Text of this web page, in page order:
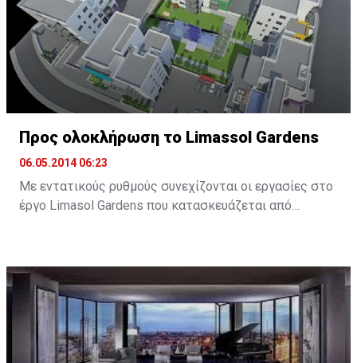
Προς ολοκλήρωση το Limassol Gardens
06.05.2014 06:23
Με εντατικούς ρυθμούς συνεχίζονται οι εργασίες στο
έργο Limasol Gardens που κατασκευάζεται από
Το έργο αποτελείται από 89 διαμερίσματα ενός, δύο
και τριών υπνοδωματίων σε έξι κτήρια τεσσάρων και
πέντε ορόφων. Βρίσκεται σε οικιστική περιοχή στην
ενορία Αγίου Σπυρίδωνα, στο Δήμο Λεμεσού.